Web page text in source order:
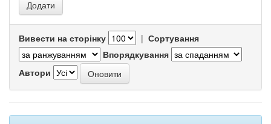
Вивести на сторінку | Сортування
Впорядкування
Автори